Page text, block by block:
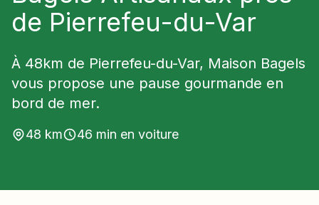
de Pierrefeu-du-Var
À 48km de Pierrefeu-du-Var, Maison Bagels
vous propose une pause gourmande en
bord de mer.
48 km 46 min en voiture